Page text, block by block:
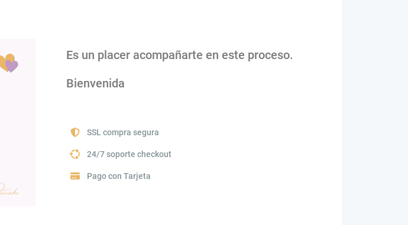
Es un placer acompañarte en este proceso.
Bienvenida
SSL compra segura
24/7 soporte checkout
Pago con Tarjeta